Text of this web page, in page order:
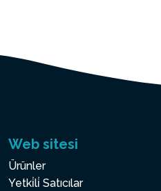
Web sitesi
Ürünler
Yetki̇li̇ Satıcılar